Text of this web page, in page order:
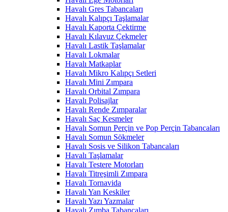
Havalı Gres Tabancaları
Havalı Kalıpçı Taşlamalar
Havalı Kaporta Çektirme
Havalı Kılavuz Çekmeler
Havalı Lastik Taşlamalar
Havalı Lokmalar
Havalı Matkaplar
Havalı Mikro Kalıpçı Setleri
Havalı Mini Zımpara
Havalı Orbital Zımpara
Havalı Polisajlar
Havalı Rende Zımparalar
Havalı Saç Kesmeler
Havalı Somun Perçin ve Pop Perçin Tabancaları
Havalı Somun Sökmeler
Havalı Sosis ve Silikon Tabancaları
Havalı Taşlamalar
Havalı Testere Motorları
Havalı Titreşimli Zımpara
Havalı Tornavida
Havalı Yan Keskiler
Havalı Yazı Yazmalar
Havalı Zımba Tabancaları